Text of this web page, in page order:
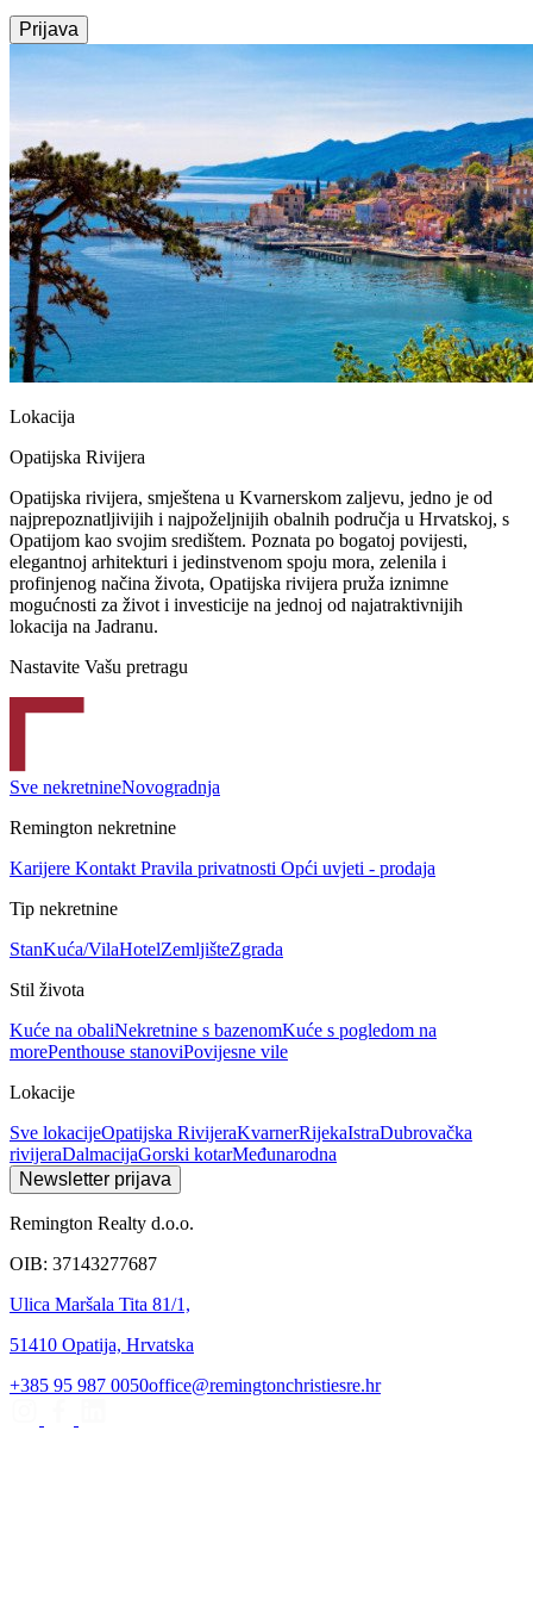
Prijava
Lokacija
Opatijska Rivijera
Opatijska rivijera, smještena u Kvarnerskom zaljevu, jedno je od
najprepoznatljivijih i najpoželjnijih obalnih područja u Hrvatskoj, s
Opatijom kao svojim središtem. Poznata po bogatoj povijesti,
elegantnoj arhitekturi i jedinstvenom spoju mora, zelenila i
profinjenog načina života, Opatijska rivijera pruža iznimne
mogućnosti za život i investicije na jednoj od najatraktivnijih
lokacija na Jadranu.
Nastavite Vašu pretragu
Sve nekretnineNovogradnja
Remington nekretnine
Karijere Kontakt Pravila privatnosti Opći uvjeti - prodaja
Tip nekretnine
StanKuća/VilaHotelZemljišteZgrada
Stil života
Kuće na obaliNekretnine s bazenomKuće s pogledom na
morePenthouse stanoviPovijesne vile
Lokacije
Sve lokacijeOpatijska RivijeraKvarnerRijekaIstraDubrovačka
rivijeraDalmacijaGorski kotarMeđunarodna
Newsletter prijava
Remington Realty d.o.o.
OIB: 37143277687
Ulica Maršala Tita 81/1,
51410 Opatija, Hrvatska
+385 95 987 0050office@remingtonchristiesre.hr